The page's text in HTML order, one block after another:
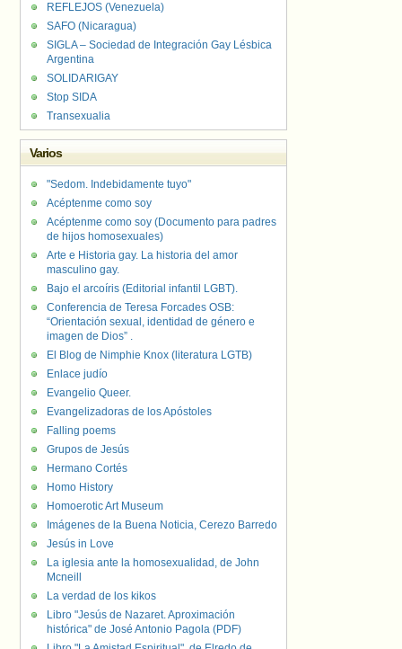
REFLEJOS (Venezuela)
SAFO (Nicaragua)
SIGLA – Sociedad de Integración Gay Lésbica
Argentina
SOLIDARIGAY
Stop SIDA
Transexualia
Varios
"Sedom. Indebidamente tuyo"
Acéptenme como soy
Acéptenme como soy (Documento para padres
de hijos homosexuales)
Arte e Historia gay. La historia del amor
masculino gay.
Bajo el arcoíris (Editorial infantil LGBT).
Conferencia de Teresa Forcades OSB:
“Orientación sexual, identidad de género e
imagen de Dios” .
El Blog de Nimphie Knox (literatura LGTB)
Enlace judío
Evangelio Queer.
Evangelizadoras de los Apóstoles
Falling poems
Grupos de Jesús
Hermano Cortés
Homo History
Homoerotic Art Museum
Imágenes de la Buena Noticia, Cerezo Barredo
Jesús in Love
La iglesia ante la homosexualidad, de John
Mcneill
La verdad de los kikos
Libro "Jesús de Nazaret. Aproximación
histórica" de José Antonio Pagola (PDF)